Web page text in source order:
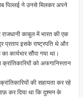
पिल्लई ने उनसे मिलकर अपने
काबुल में भारत की एक
प्रताप इसके राष्ट्रपति थे और
कार्यभार सौंपा गया था।
को अफगानिस्तान
की सहायता कर रहे
कर दिया था कि दुश्मन के